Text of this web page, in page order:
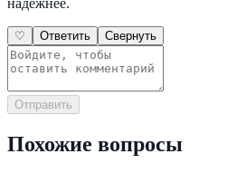
♡ Ответить Свернуть
Отправить
Похожие вопросы